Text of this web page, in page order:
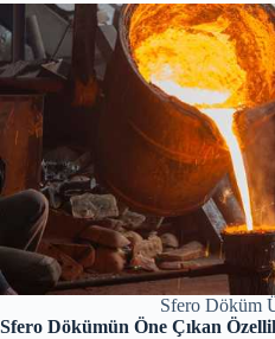
Sfero Döküm
Sfero Dökümün Öne Çıkan